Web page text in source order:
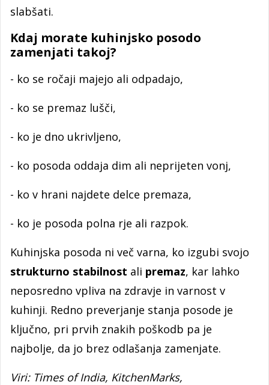
slabšati.
Kdaj morate kuhinjsko posodo
zamenjati takoj?
- ko se ročaji majejo ali odpadajo,
- ko se premaz lušči,
- ko je dno ukrivljeno,
- ko posoda oddaja dim ali neprijeten vonj,
- ko v hrani najdete delce premaza,
- ko je posoda polna rje ali razpok.
Kuhinjska posoda ni več varna, ko izgubi svojo
strukturno stabilnost ali premaz, kar lahko
neposredno vpliva na zdravje in varnost v
kuhinji. Redno preverjanje stanja posode je
ključno, pri prvih znakih poškodb pa je
najbolje, da jo brez odlašanja zamenjate.
Viri: Times of India, KitchenMarks,